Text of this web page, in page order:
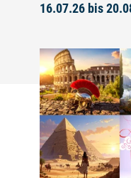
16.07.26 bis